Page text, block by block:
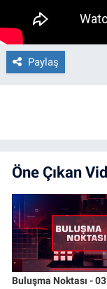
Paylaş
Öne Çıkan
Buluşma Noktası -